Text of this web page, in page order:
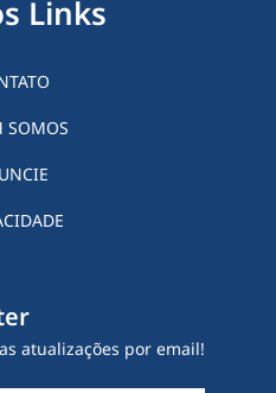
Links
SOMOS
atualizações por email!